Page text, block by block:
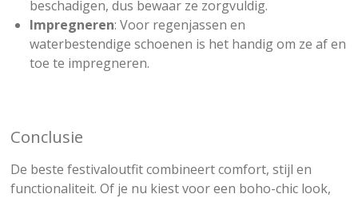
beschadigen, dus bewaar ze zorgvuldig.
Impregneren: Voor regenjassen en
waterbestendige schoenen is het handig om ze af en
toe te impregneren.
Conclusie
De beste festivaloutfit combineert comfort, stijl en
functionaliteit. Of je nu kiest voor een boho-chic look,